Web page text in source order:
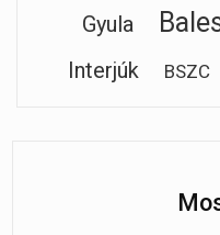
Gyula
Interjúk BSZC